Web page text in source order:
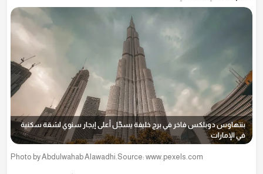
بنتهاوس دوبلكس فاخر في برج خليفة يسجّل أعلى إيجار سنوي لشقة سكنية
في الإمارات
Photo by Abdulwahab Alawadhi.Source: www.pexels.com